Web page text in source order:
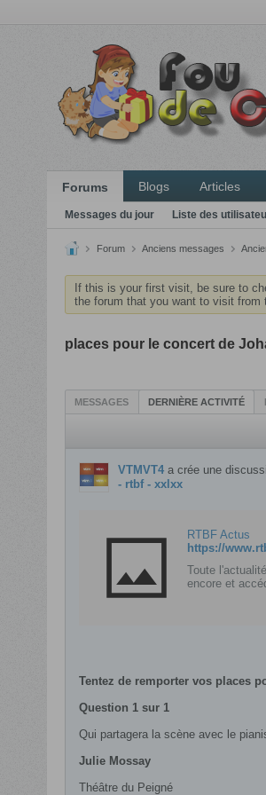
Forums Blogs Articles
Messages du jour Liste des
Forum Anciens messages
If this is your first visit, be sure to
the forum that you want to visit from
places pour le concert de
MESSAGES DERNIÈRE ACTIVITÉ
VTMVT4a crée une
- rtbf - xxlxx
RTBF Actus
Toute
encore et
Tentez de remporter vos places
Question 1 sur 1
Qui partagera la scène avec le
Julie Mossay
Théâtre du Peigné